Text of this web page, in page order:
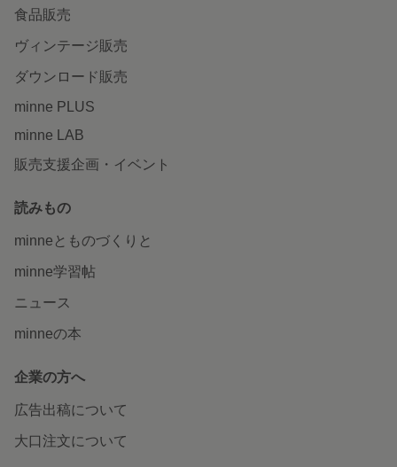
食品販売
ヴィンテージ販売
ダウンロード販売
minne PLUS
minne LAB
販売支援企画・イベント
読みもの
minneとものづくりと
minne学習帖
ニュース
minneの本
企業の方へ
広告出稿について
大口注文について